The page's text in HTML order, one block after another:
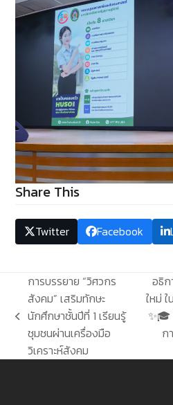
Share This
Twitter Facebook
previous
post:
การบรรยาย “วิศวกร
สังคม” เสริมทักษะ
นักศึกษาชั้นปีที่ 1 เรียนรู้
ชุมชนผ่านเครื่องมือ
วิเคราะห์สังคม
next
post:
อธิ
ใหม่
✨🎓
ก